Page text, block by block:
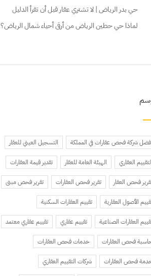
حي بدر الرياض | لا تشتري عقار قبل أن تقرأ الدليل
لماذا حي حطين الرياض من أرقى أحياء شمال الرياض؟
شركة فحص عقارات في المملكة التسجيل العيني للعقار
العقاري الهيئة العامة للعقار تقدير قيمة العقارات
فحص العقار تقرير فحص العقارات تقرير فحص مبنى
الأصول العقارية تقييم العقارات السكنية
العقارات الصناعية تقييم عقاري تقييم عقاري معتمد
فحص العقارات خدمات فحص العقارات
فحص العقارات شركات التقييم العقاري